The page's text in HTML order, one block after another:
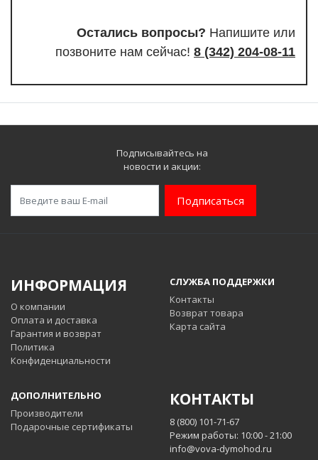
Остались вопросы? Напишите или
позвоните нам сейчас! 8 (342) 204-08-11
Подписывайтесь на
новости и акции:
Подписаться
ИНФОРМАЦИЯ
О компании
Оплата и доставка
Гарантия и возврат
Политика
Конфиденциальности
СЛУЖБА ПОДДЕРЖКИ
Контакты
Возврат товара
Карта сайта
ДОПОЛНИТЕЛЬНО
Производители
Подарочные сертификаты
КОНТАКТЫ
8 (800) 101-71-67
Режим работы: 10:00 - 21:00
info@vova-dymohod.ru